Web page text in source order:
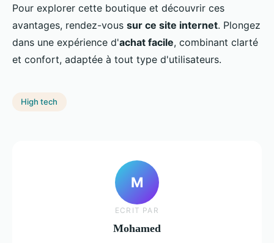
Pour explorer cette boutique et découvrir ces
avantages, rendez-vous sur ce site internet. Plongez
dans une expérience d'achat facile, combinant clarté
et confort, adaptée à tout type d'utilisateurs.
High tech
M
ECRIT PAR
Mohamed